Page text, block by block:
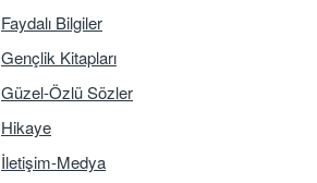
Faydalı Bilgiler
Gençlik Kitapları
Güzel-Özlü Sözler
Hikaye
İletişim-Medya